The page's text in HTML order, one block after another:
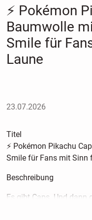
⚡ Pokémon
Baumwolle
Smile für
Laune
23.07.2026
Titel
⚡ Pokémon Pikachu
Smile für Fans mit Sinn
Beschreibung
Es gibt Caps. Und dann